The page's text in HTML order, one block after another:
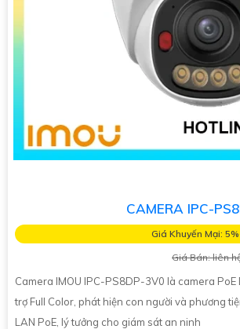
CAMERA IPC-
Giá Khuyến Mại:
Giá Bán: liên
Camera IMOU IPC-PS8DP-3V0 là camera
trợ Full Color, phát hiện con người và phương
LAN PoE, lý tưởng cho giám sát an ninh